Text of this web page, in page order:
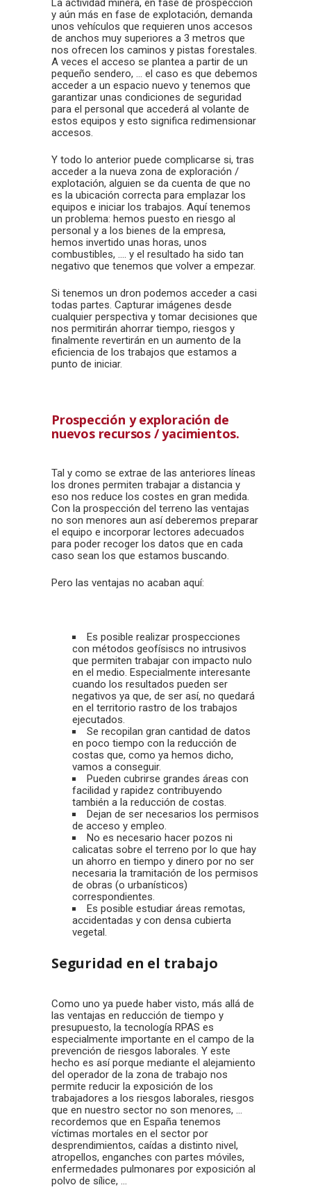
La actividad minera, en fase de prospección
y aún más en fase de explotación, demanda
unos vehículos que requieren unos accesos
de anchos muy superiores a 3 metros que
nos ofrecen los caminos y pistas forestales.
A veces el acceso se plantea a partir de un
pequeño sendero, … el caso es que debemos
acceder a un espacio nuevo y tenemos que
garantizar unas condiciones de seguridad
para el personal que accederá al volante de
estos equipos y esto significa redimensionar
accesos.
Y todo lo anterior puede complicarse si, tras
acceder a la nueva zona de exploración /
explotación, alguien se da cuenta de que no
es la ubicación correcta para emplazar los
equipos e iniciar los trabajos. Aquí tenemos
un problema: hemos puesto en riesgo al
personal y a los bienes de la empresa,
hemos invertido unas horas, unos
combustibles, …. y el resultado ha sido tan
negativo que tenemos que volver a empezar.
Si tenemos un dron podemos acceder a casi
todas partes. Capturar imágenes desde
cualquier perspectiva y tomar decisiones que
nos permitirán ahorrar tiempo, riesgos y
finalmente revertirán en un aumento de la
eficiencia de los trabajos que estamos a
punto de iniciar.
Prospección y exploración de
nuevos recursos / yacimientos.
Tal y como se extrae de las anteriores líneas
los drones permiten trabajar a distancia y
eso nos reduce los costes en gran medida.
Con la prospección del terreno las ventajas
no son menores aun así deberemos preparar
el equipo e incorporar lectores adecuados
para poder recoger los datos que en cada
caso sean los que estamos buscando.
Pero las ventajas no acaban aquí:
Es posible realizar prospecciones
con métodos geofísiscs no intrusivos
que permiten trabajar con impacto nulo
en el medio. Especialmente interesante
cuando los resultados pueden ser
negativos ya que, de ser así, no quedará
en el territorio rastro de los trabajos
ejecutados.
Se recopilan gran cantidad de datos
en poco tiempo con la reducción de
costas que, como ya hemos dicho,
vamos a conseguir.
Pueden cubrirse grandes áreas con
facilidad y rapidez contribuyendo
también a la reducción de costas.
Dejan de ser necesarios los permisos
de acceso y empleo.
No es necesario hacer pozos ni
calicatas sobre el terreno por lo que hay
un ahorro en tiempo y dinero por no ser
necesaria la tramitación de los permisos
de obras (o urbanísticos)
correspondientes.
Es posible estudiar áreas remotas,
accidentadas y con densa cubierta
vegetal.
Seguridad en el trabajo
Como uno ya puede haber visto, más allá de
las ventajas en reducción de tiempo y
presupuesto, la tecnología RPAS es
especialmente importante en el campo de la
prevención de riesgos laborales. Y este
hecho es así porque mediante el alejamiento
del operador de la zona de trabajo nos
permite reducir la exposición de los
trabajadores a los riesgos laborales, riesgos
que en nuestro sector no son menores, …
recordemos que en España tenemos
víctimas mortales en el sector por
desprendimientos, caídas a distinto nivel,
atropellos, enganches con partes móviles,
enfermedades pulmonares por exposición al
polvo de sílice, …